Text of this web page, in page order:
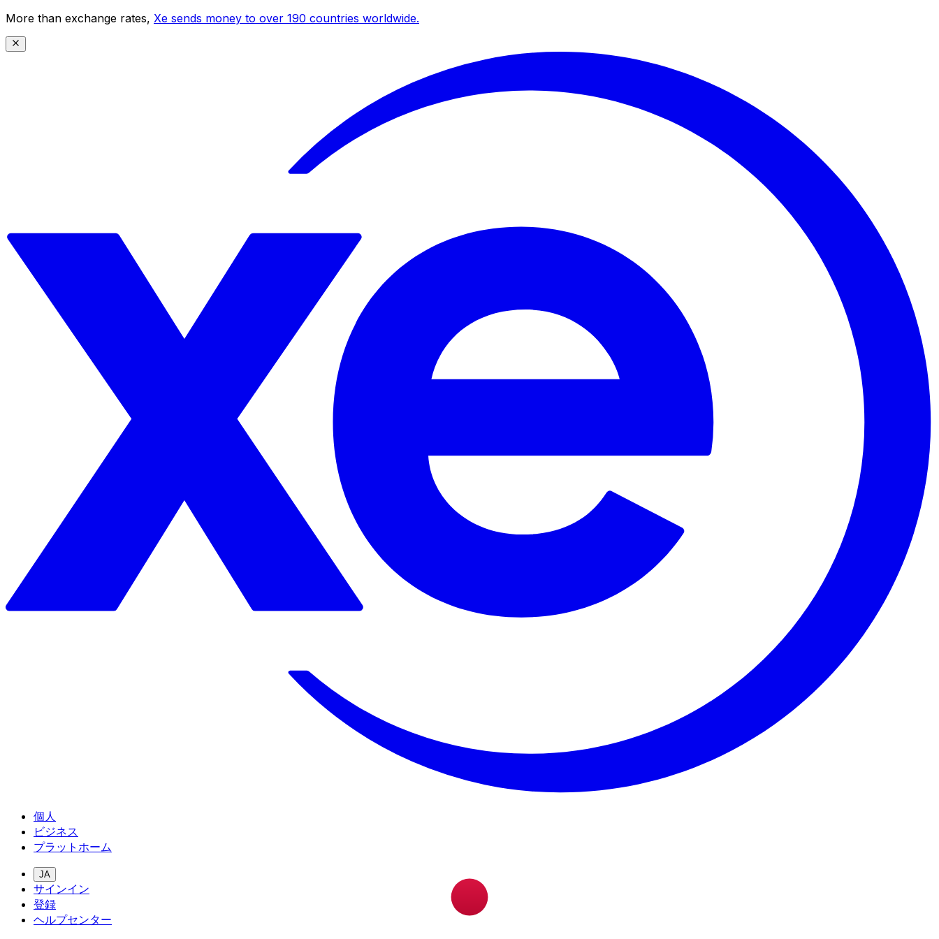
More than exchange rates, Xe sends money to over 190 countries worldwide.
個人
ビジネス
プラットホーム
JA
サインイン
登録
ヘルプセンター